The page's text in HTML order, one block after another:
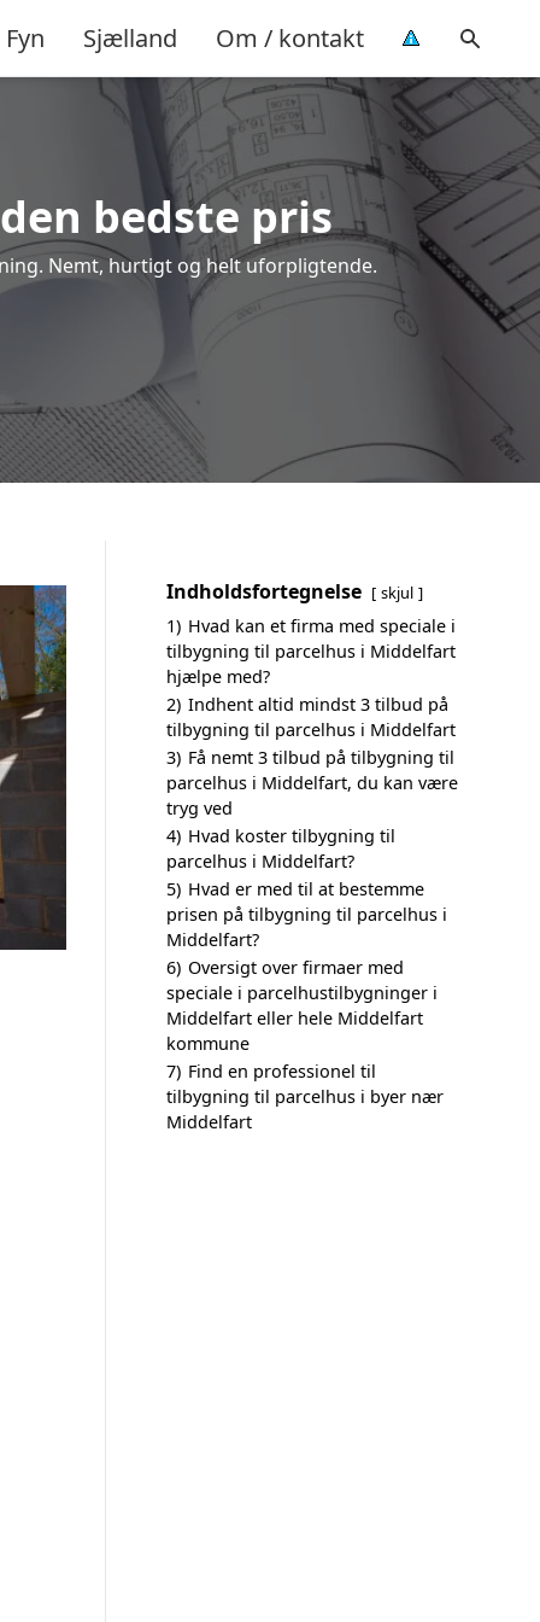
Fyn Sjælland Om / kontakt
bedste pris
Nemt, hurtigt og helt uforpligtende.
Indholdsfortegnelse skjul
1) Hvad kan et firma med speciale i
tilbygning til parcelhus i Middelfart
hjælpe med?
2) Indhent altid mindst 3 tilbud på
tilbygning til parcelhus i Middelfart
3) Få nemt 3 tilbud på tilbygning til
parcelhus i Middelfart, du kan være
tryg ved
4) Hvad koster tilbygning til
parcelhus i Middelfart?
5) Hvad er med til at bestemme
prisen på tilbygning til parcelhus i
Middelfart?
6) Oversigt over firmaer med
speciale i parcelhustilbygninger i
Middelfart eller hele Middelfart
kommune
7) Find en professionel til
tilbygning til parcelhus i byer nær
Middelfart